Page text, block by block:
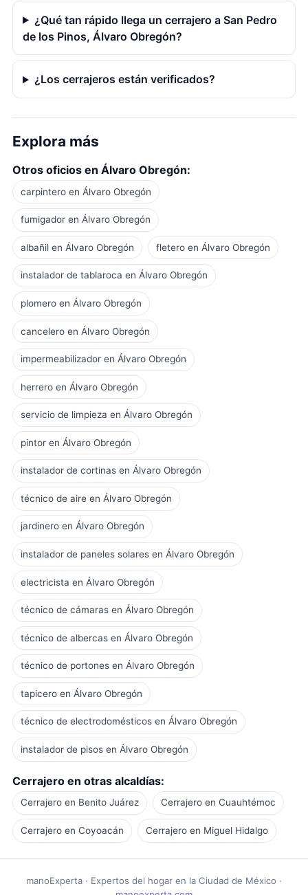
¿Qué tan rápido llega un cerrajero a San Pedro
de los Pinos, Álvaro Obregón?
¿Los cerrajeros están verificados?
Explora más
Otros oficios en Álvaro Obregón:
carpintero en Álvaro Obregón
fumigador en Álvaro Obregón
albañil en Álvaro Obregón fletero en Álvaro Obregón
instalador de tablaroca en Álvaro Obregón
plomero en Álvaro Obregón
cancelero en Álvaro Obregón
impermeabilizador en Álvaro Obregón
herrero en Álvaro Obregón
servicio de limpieza en Álvaro Obregón
pintor en Álvaro Obregón
instalador de cortinas en Álvaro Obregón
técnico de aire en Álvaro Obregón
jardinero en Álvaro Obregón
instalador de paneles solares en Álvaro Obregón
electricista en Álvaro Obregón
técnico de cámaras en Álvaro Obregón
técnico de albercas en Álvaro Obregón
técnico de portones en Álvaro Obregón
tapicero en Álvaro Obregón
técnico de electrodomésticos en Álvaro Obregón
instalador de pisos en Álvaro Obregón
Cerrajero en otras alcaldías:
Cerrajero en Benito Juárez Cerrajero en Cuauhtémoc
Cerrajero en Coyoacán Cerrajero en Miguel Hidalgo
manoExperta · Expertos del hogar en la Ciudad de México ·